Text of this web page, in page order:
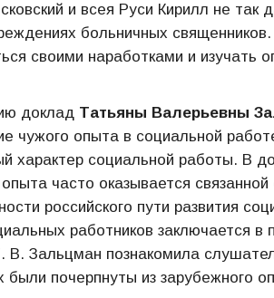
и всея Руси Кирилл не так
больничных
своими наработками и изучать
доклад Татьяны Валерьевны
чужого опыта в социальной
характер социальной работы. В
часто оказывается
российского пути развития
работников заключается
В. Зальцман познакомила
были почерпнуты из зарубежного